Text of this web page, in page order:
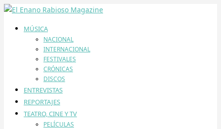
MÚSICA
NACIONAL
INTERNACIONAL
FESTIVALES
CRÓNICAS
DISCOS
ENTREVISTAS
REPORTAJES
TEATRO, CINE Y TV
PELÍCULAS